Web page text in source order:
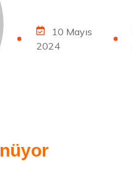
10 Mayıs
2024